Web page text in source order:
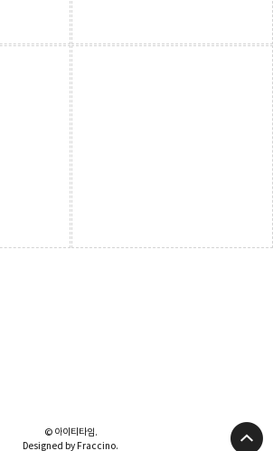
© 아이티타임.
Designed by Fraccino.